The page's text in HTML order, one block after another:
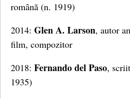
română (n. 1919)
2014: Glen A. Larson, autor
film, compozitor
2018: Fernando del Paso,
1935)